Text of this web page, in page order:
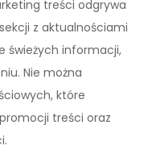
treści odgrywa
z aktualnościami
świeżych informacji,
Nie można
które
treści oraz